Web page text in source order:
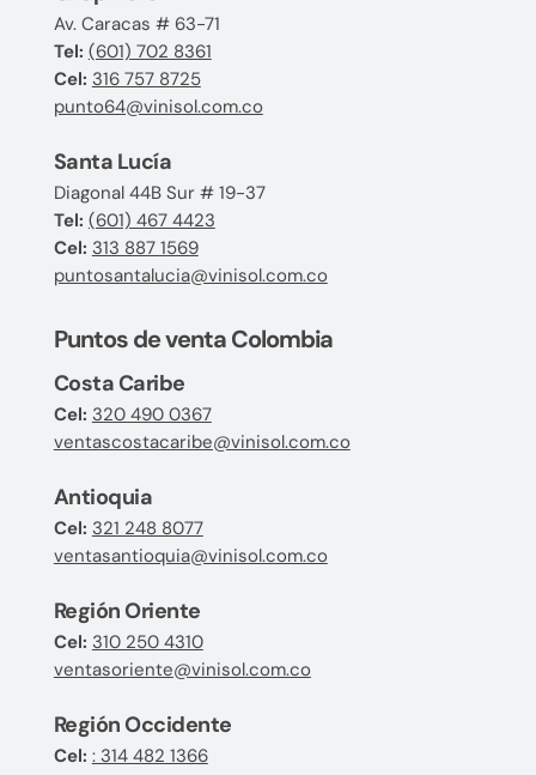
Av. Caracas # 63-71
Tel: (601) 702 8361
Cel: 316 757 8725
punto64@vinisol.com.co
Santa Lucía
Diagonal 44B Sur # 19-37
Tel: (601) 467 4423
Cel: 313 887 1569
puntosantalucia@vinisol.com.co
Puntos de venta Colombia
Costa Caribe
Cel: 320 490 0367
ventascostacaribe@vinisol.com.co
Antioquia
Cel: 321 248 8077
ventasantioquia@vinisol.com.co
Región Oriente
Cel: 310 250 4310
ventasoriente@vinisol.com.co
Región Occidente
Cel: : 314 482 1366